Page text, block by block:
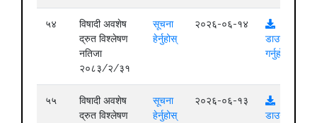
५४
विषादी अवशेष
द्रुत विश्लेषण
नतिजा
२०८३/२/३१
सूचना
हेर्नुहोस्
२०२६-०६-१४
डाउनलोड
गर्नुहोस्
५५
विषादी अवशेष
द्रुत विश्लेषण
सूचना
हेर्नुहोस्
२०२६-०६-१३
डाउनलोड